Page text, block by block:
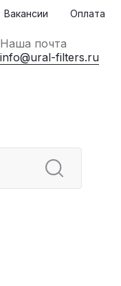
Вакансии Оплата
Наша почта
info@ural-filters.ru